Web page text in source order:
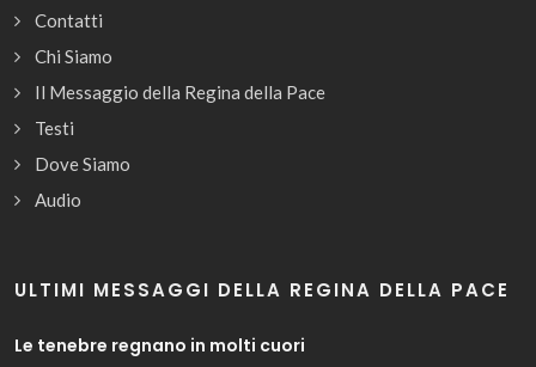
Contatti
Chi Siamo
Il Messaggio della Regina della Pace
Testi
Dove Siamo
Audio
ULTIMI MESSAGGI DELLA REGINA DELLA PACE
Le tenebre regnano in molti cuori